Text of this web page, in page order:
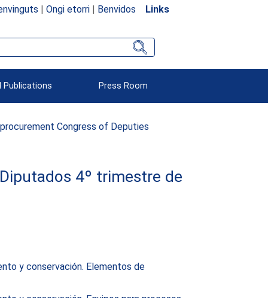
| Ongi etorri| Benvidos Links
Publications Press Room
Congress of Deputies
4º trimestre de
y conservación. Elementos de